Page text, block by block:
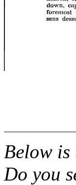
Below is
Do you